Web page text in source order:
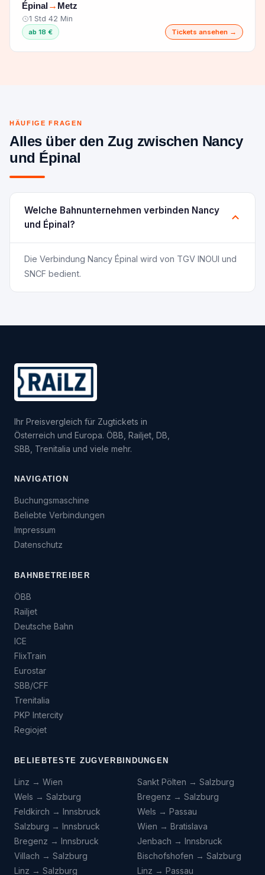
Épinal→ Metz
1 Std 42 Min
ab 18 € Tickets ansehen →
HÄUFIGE FRAGEN
Alles über den Zug zwischen Nancy
und Épinal
Welche Bahnunternehmen verbinden Nancy
und Épinal?
Die Verbindung Nancy Épinal wird von TGV INOUI und
SNCF bedient.
Ihr Preisvergleich für Zugtickets in
Österreich und Europa. ÖBB, Railjet, DB,
SBB, Trenitalia und viele mehr.
NAVIGATION
Buchungsmaschine
Beliebte Verbindungen
Impressum
Datenschutz
BAHNBETREIBER
ÖBB
Railjet
Deutsche Bahn
ICE
FlixTrain
Eurostar
SBB/CFF
Trenitalia
PKP Intercity
Regiojet
BELIEBTESTE ZUGVERBINDUNGEN
Linz → Wien
Wels → Salzburg
Feldkirch → Innsbruck
Salzburg → Innsbruck
Bregenz → Innsbruck
Villach → Salzburg
Linz → Salzburg
Sankt Pölten → Salzburg
Bregenz → Salzburg
Wels → Passau
Wien → Bratislava
Jenbach → Innsbruck
Bischofshofen → Salzburg
Linz → Passau